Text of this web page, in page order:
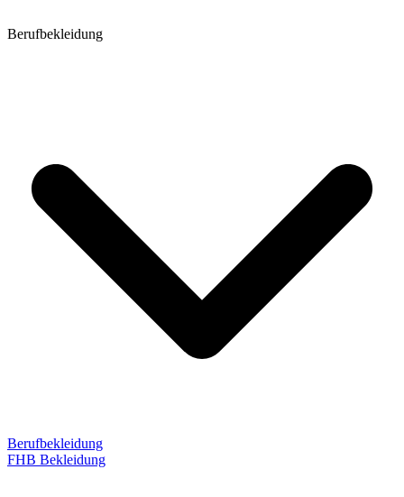
Berufbekleidung
Berufbekleidung
FHB Bekleidung